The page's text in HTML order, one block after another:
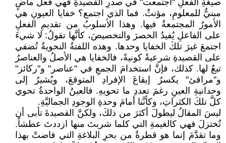
صيغةِ الفعلِ "اجتمعت" في صدرِ القصيدةِ فهي فعلٌ ماضٍ
مبنيٌّ للمعلومِ، مؤنثٌ. فما الذي اجتمع؟ خفايا العيونِ هي
الأمورُ المجتمعةُ فيها. وهذا الأسلوبُ من تقديمِ الفعلِ
على الفاعلِ يُفيدُ الحصرَ والتخصيصَ، كأنَّها تقولُ: لا شيءَ
اجتمعَ غيرَ تلكَ الخفايا وحدها. وهذه اللفتةُ النحويةُ تُضفي
على القصيدةِ شرعيةً كونيةً، فالخفايا هي الأصلُ والعناصرُ
تبعٌ لها. كذلك، فإنَّ استخدامَ الجمعِ في "عناصر" و"ركائز"
و"مرافئ" يكسرُ إيقاعَ الإفرادِ المتوقعَ، ويُشيرُ إلى
وحدانيةِ العينِ رغمَ تعددِ ما تحويهِ. فالعينُ الواحدةُ تحوي
كلَّ تلكَ الكثراتِ، وكأنَّنا أمامَ وحدةِ الوجودِ الجماليَّةِ.
ليسَ المقالُ ليطولَ أكثرَ من ذلكَ، ولكنَّ القصيدةَ تأبى أن
تُختزلَ فهي كالغيمةِ التي كلما شربتَ منها ازددتَ عطشاً.
وما تقدَّمَ إنما هو قطرةٌ من بحرِ البلاغةِ التي فاضتْ بهذا